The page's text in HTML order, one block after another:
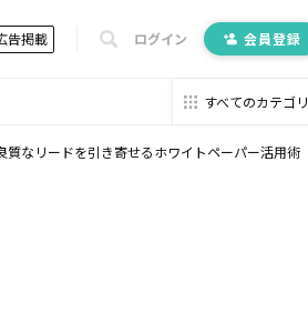
告掲載 ログイン 会員登録
すべてのカテゴリ
質なリードを引き寄せるホワイトペーパー活用術